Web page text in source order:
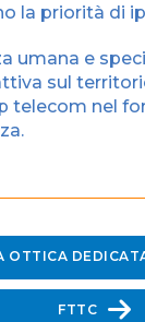
la priorità di
umana e
sul
telecom nel
OTTICA
FTTC